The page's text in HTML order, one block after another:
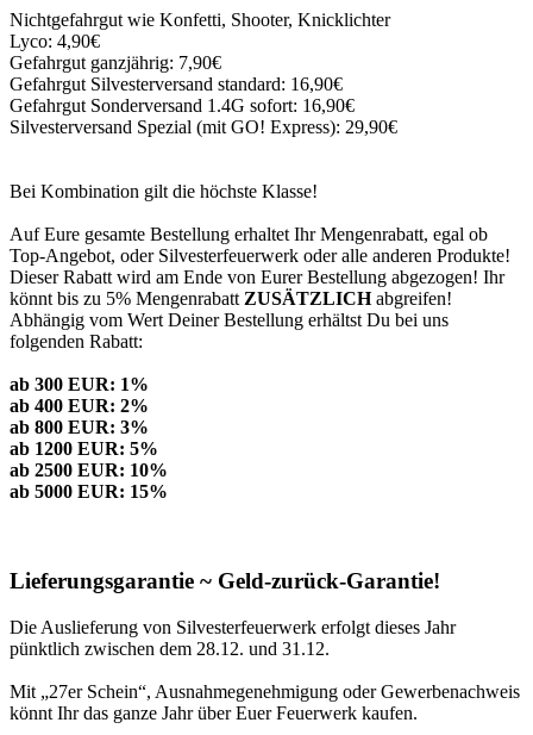
Nichtgefahrgut wie Konfetti, Shooter, Knicklichter
Lyco: 4,90€
Gefahrgut ganzjährig: 7,90€
Gefahrgut Silvesterversand standard: 16,90€
Gefahrgut Sonderversand 1.4G sofort: 16,90€
Silvesterversand Spezial (mit GO! Express): 29,90€
Bei Kombination gilt die höchste Klasse!
Auf Eure gesamte Bestellung erhaltet Ihr Mengenrabatt, egal ob
Top-Angebot, oder Silvesterfeuerwerk oder alle anderen Produkte!
Dieser Rabatt wird am Ende von Eurer Bestellung abgezogen! Ihr
könnt bis zu 5% Mengenrabatt ZUSÄTZLICHabgreifen!
Abhängig vom Wert Deiner Bestellung erhältst Du bei uns
folgenden Rabatt:
ab 300 EUR: 1%
ab 400 EUR: 2%
ab 800 EUR: 3%
ab 1200 EUR: 5%
ab 2500 EUR: 10%
ab 5000 EUR: 15%
Lieferungsgarantie ~ Geld-zurück-Garantie!
Die Auslieferung von Silvesterfeuerwerk erfolgt dieses Jahr
pünktlich zwischen dem 28.12. und 31.12.
Mit „27er Schein“, Ausnahmegenehmigung oder Gewerbenachweis
könnt Ihr das ganze Jahr über Euer Feuerwerk kaufen.